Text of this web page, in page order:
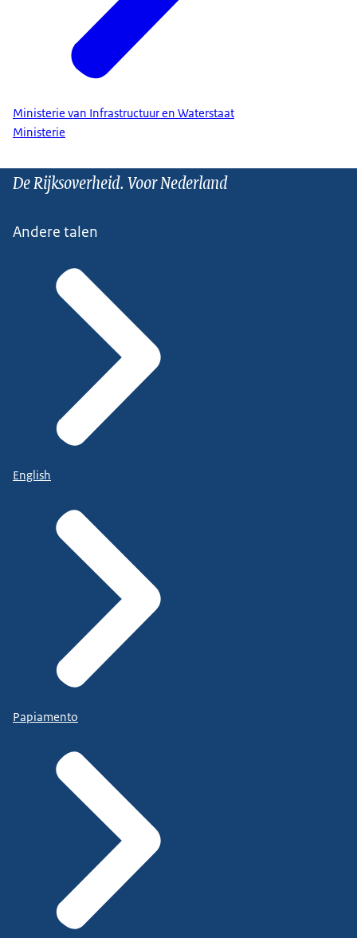
Ministerie van Infrastructuur en Waterstaat
Ministerie
De Rijksoverheid. Voor Nederland
Andere talen
English
Papiamento